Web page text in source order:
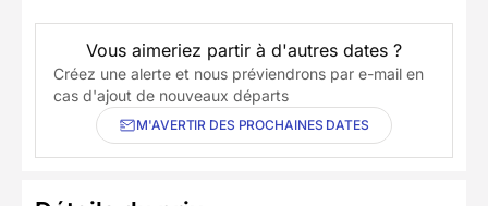
Vous aimeriez partir à d'autres dates ?
Créez une alerte et nous préviendrons par e-mail en
cas d'ajout de nouveaux départs
M'AVERTIR DES PROCHAINES DATES